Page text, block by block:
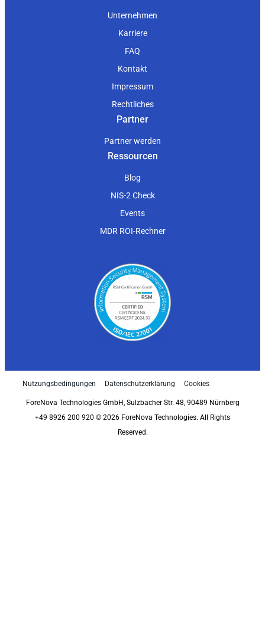
Unternehmen
Karriere
FAQ
Kontakt
Impressum
Rechtliches
Partner
Partner werden
Ressourcen
Blog
NIS-2 Check
Events
MDR ROI-Rechner
Nutzungsbedingungen Datenschutzerklärung Cookies
ForeNova Technologies GmbH, Sulzbacher Str. 48, 90489 Nürnberg
+49 8926 200 920 © 2026 ForeNova Technologies. All Rights
Reserved.